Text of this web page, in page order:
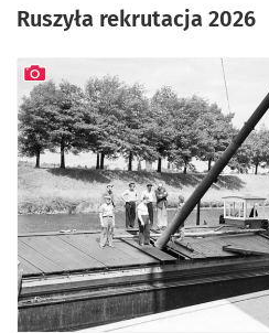
Ruszyła rekrutacja 2026